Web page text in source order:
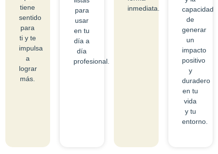
tiene
sentido
para
ti y te
impulsa
a
lograr
más.
para
usar
en tu
día a
día
profesional.
inmediata.
capacidad
de
generar
un
impacto
positivo
y
duradero
en tu
vida
y tu
entorno.